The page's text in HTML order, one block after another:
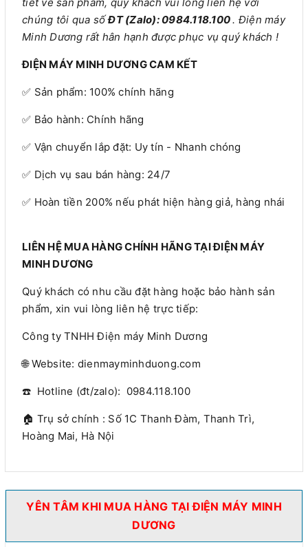
chúng tôi qua sốĐT (Zalo): 0984.118.100. Điện máy
Minh Dương rất hân hạnh được phục vụ quý khách !
ĐIỆN MÁY MINH DƯƠNG CAM KẾT
✅ Sản phẩm: 100% chính hãng
✅ Bảo hành: Chính hãng
✅ Vận chuyển lắp đặt: Uy tín - Nhanh chóng
✅ Dịch vụ sau bán hàng: 24/7
✅ Hoàn tiền 200% nếu phát hiện hàng giả, hàng nhái
LIÊN HỆ MUA HÀNG CHÍNH HÃNG TẠI ĐIỆN MÁY
MINH DƯƠNG
Quý khách có nhu cầu đặt hàng hoặc bảo hành sản
phẩm, xin vui lòng liên hệ trực tiếp:
Công ty TNHH Điện máy Minh Dương
🌐 Website: dienmayminhduong.com
☎️ Hotline (đt/zalo): 0984.118.100
🏠 Trụ sở chính : Số 1C Thanh Đàm, Thanh Trì,
Hoàng Mai, Hà Nội
YÊN TÂM KHI MUA HÀNG TẠI ĐIỆN MÁY MINH
DƯƠNG